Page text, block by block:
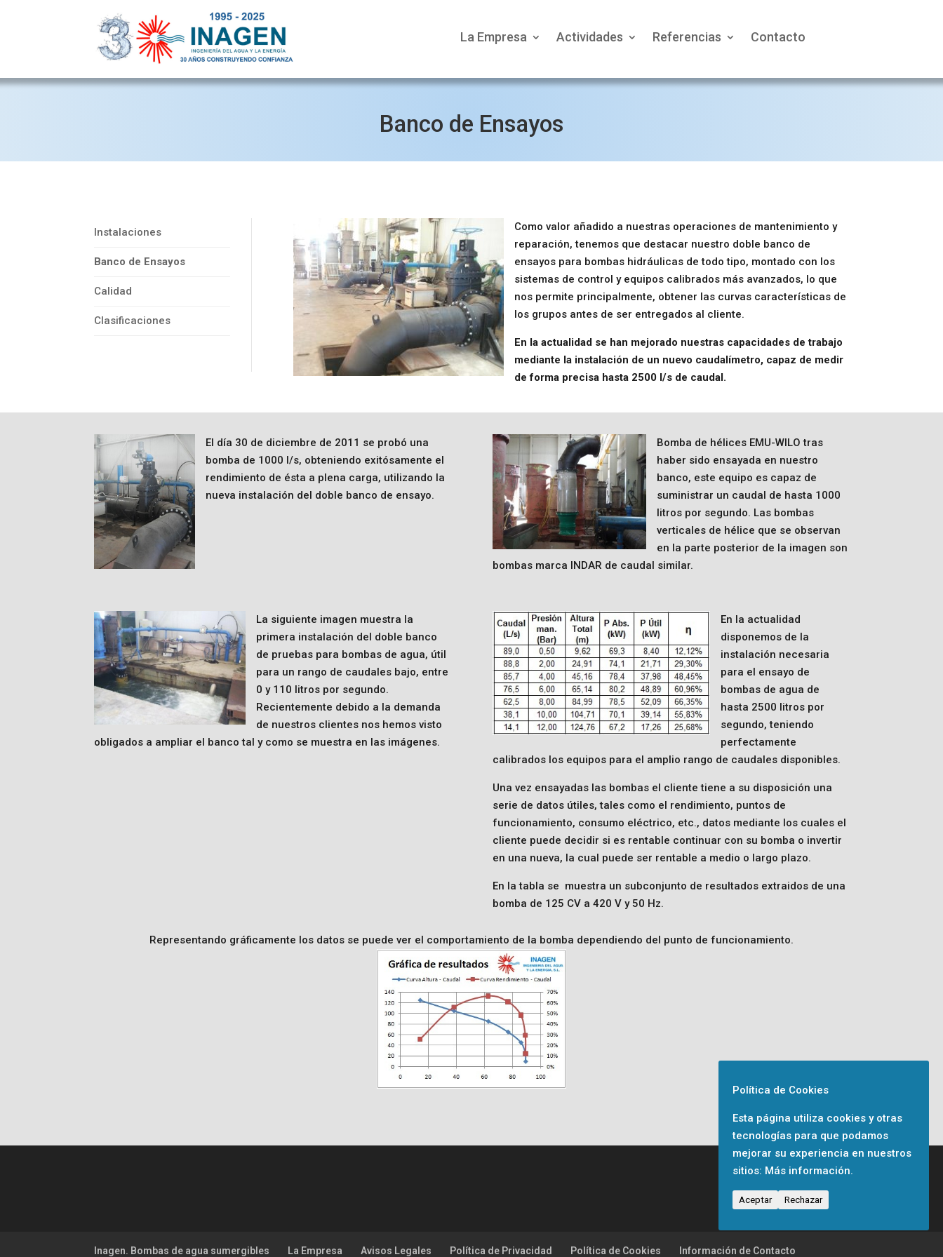
La Empresa Actividades Referencias Contacto
Banco de Ensayos
Instalaciones
Banco de Ensayos
Calidad
Clasificaciones
Como valor añadido a nuestras operaciones de mantenimiento y
reparación, tenemos que destacar nuestro doble banco de
ensayos para bombas hidráulicas de todo tipo, montado con los
sistemas de control y equipos calibrados más avanzados, lo que
nos permite principalmente, obtener las curvas características de
los grupos antes de ser entregados al cliente.
En la actualidad se han mejorado nuestras capacidades de trabajo
mediante la instalación de un nuevo caudalímetro, capaz de medir
de forma precisa hasta 2500 l/s de caudal.
El día 30 de diciembre de 2011 se probó una
bomba de 1000 l/s, obteniendo exitósamente el
rendimiento de ésta a plena carga, utilizando la
nueva instalación del doble banco de ensayo.
Bomba de hélices EMU-WILO tras
haber sido ensayada en nuestro
banco, este equipo es capaz de
suministrar un caudal de hasta 1000
litros por segundo. Las bombas
verticales de hélice que se observan
en la parte posterior de la imagen son
bombas marca INDAR de caudal similar.
La siguiente imagen muestra la
primera instalación del doble banco
de pruebas para bombas de agua, útil
para un rango de caudales bajo, entre
0 y 110 litros por segundo.
Recientemente debido a la demanda
de nuestros clientes nos hemos visto
obligados a ampliar el banco tal y como se muestra en las imágenes.
En la actualidad
disponemos de la
instalación necesaria
para el ensayo de
bombas de agua de
hasta 2500 litros por
segundo, teniendo
perfectamente
calibrados los equipos para el amplio rango de caudales disponibles.
Una vez ensayadas las bombas el cliente tiene a su disposición una
serie de datos útiles, tales como el rendimiento, puntos de
funcionamiento, consumo eléctrico, etc., datos mediante los cuales el
cliente puede decidir si es rentable continuar con su bomba o invertir
en una nueva, la cual puede ser rentable a medio o largo plazo.
En la tabla se muestra un subconjunto de resultados extraidos de una
bomba de 125 CV a 420 V y 50 Hz.
Representando gráficamente los datos se puede ver el comportamiento de la bomba dependiendo del punto de funcionamiento.
Inagen. Bombas de agua sumergibles La Empresa Avisos Legales Política de Privacidad Política de Cookies Información de Contacto
Política de Cookies
Esta página utiliza cookies y otras
tecnologías para que podamos
mejorar su experiencia en nuestros
sitios: Más información.
Aceptar Rechazar